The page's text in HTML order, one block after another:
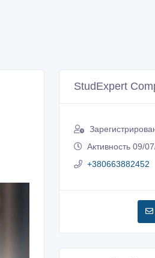
StudExpert
Активность 09/
+380663882452